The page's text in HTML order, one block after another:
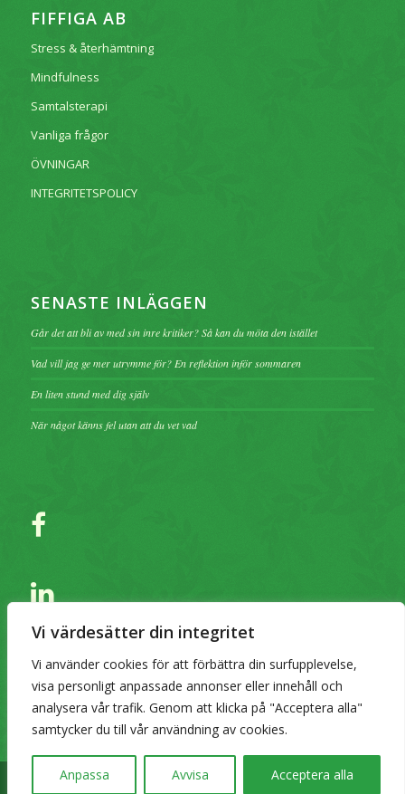
Vi värdesätter din integritet
Vi använder cookies för att förbättra din surfupplevelse,
visa personligt anpassade annonser eller innehåll och
analysera vår trafik. Genom att klicka på "Acceptera alla"
samtycker du till vår användning av cookies.
Anpassa Avvisa Acceptera alla
FIFFIGA AB
Stress & återhämtning
Mindfulness
Samtalsterapi
Vanliga frågor
ÖVNINGAR
INTEGRITETSPOLICY
SENASTE INLÄGGEN
Går det att bli av med sin inre kritiker? Så kan du möta den istället
Vad vill jag ge mer utrymme för? En reflektion inför sommaren
En liten stund med dig själv
När något känns fel utan att du vet vad